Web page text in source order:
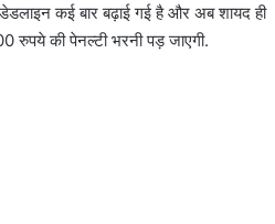
कई बार बढ़ाई गई है और अब शायद ही
की पेनल्टी भरनी पड़ जाएगी.